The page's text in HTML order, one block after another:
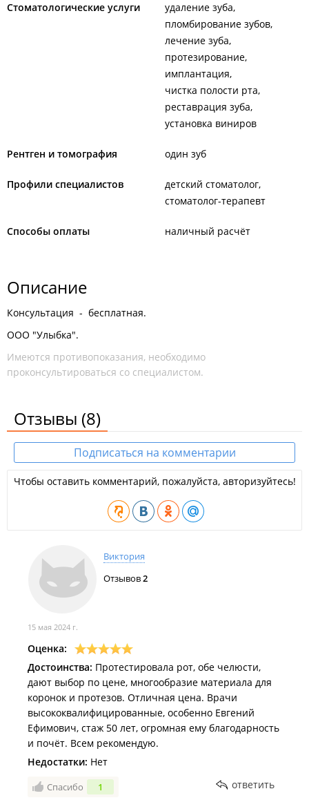
Стоматологические услуги
удаление зуба
пломбирование зубов
лечение зуба
протезирование
имплантация
чистка полости рта
реставрация зуба
установка виниров
Рентген и томография один зуб
Профили специалистов
детский стоматолог
стоматолог-терапевт
Способы оплаты наличный расчёт
Описание
Консультация - бесплатная.
ООО "Улыбка".
Имеются противопоказания, необходимо
проконсультироваться со специалистом.
Отзывы (8)
Подписаться на комментарии
Чтобы оставить комментарий, пожалуйста, авторизуйтесь!
Виктория
Отзывов2
15 мая 2024 г.
Оценка:
Достоинства: Протестировала рот, обе челюсти,
дают выбор по цене, многообразие материала для
коронок и протезов. Отличная цена. Врачи
высококвалифицированные, особенно Евгений
Ефимович, стаж 50 лет, огромная ему благодарность
и почёт. Всем рекомендую.
Недостатки: Нет
Спасибо 1 ответить